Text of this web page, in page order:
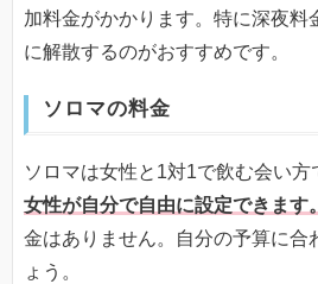
加料金がかかります。特に深夜料
に解散するのがおすすめです。
ソロマの料金
ソロマは女性と1対1で飲む会い方
女性が自分で自由に設定できます。
金はありません。自分の予算に合
ょう。